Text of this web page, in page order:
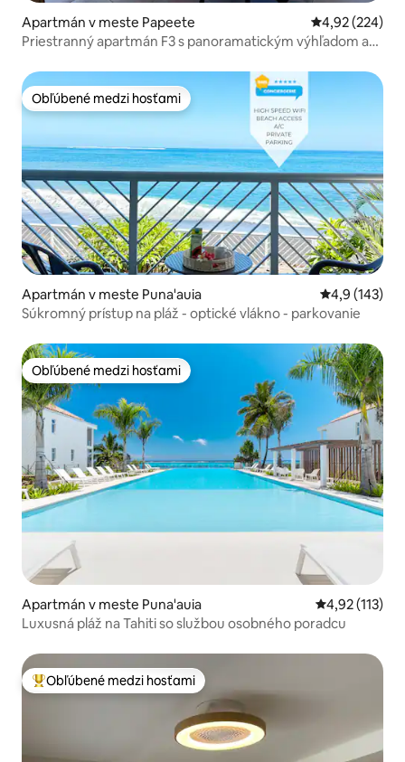
Apartmán v meste Papeete Priemerné
4,92 (224)
Priestranný apartmán F3 s panoramatickým výhľadom a
Obľúbené medzi hosťami
Obľúbené medzi hosťami
Apartmán v meste Puna'auia Priemerné
4,9 (143)
Súkromný prístup na pláž - optické vlákno - parkovanie
Obľúbené medzi hosťami
Obľúbené medzi hosťami
Apartmán v meste Puna'auia Priemerné
4,92 (113)
Luxusná pláž na Tahiti so službou osobného poradcu
Najobľúbenejšie medzi hosťami
Obľúbené medzi hosťami